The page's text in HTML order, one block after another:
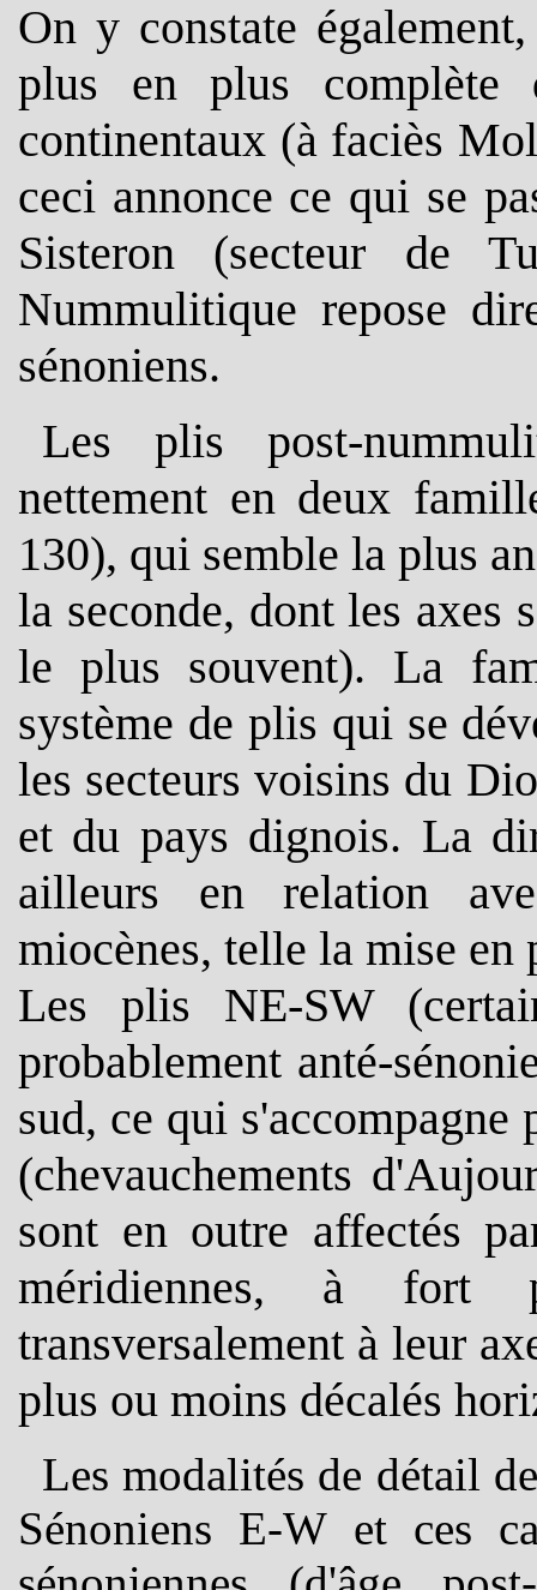
On y constate
plus en plus complète
continentaux (à faciès
ceci annonce ce qui se
Sisteron (secteur de
Nummulitique repose
sénoniens.
Les plis post-
nettement en deux
130), qui semble la plus
la seconde, dont les axes
le plus souvent). La
système de plis qui se
les secteurs voisins du
et du pays dignois. La
ailleurs en relation
miocènes, telle la mise en
Les plis NE-SW
probablement anté-
sud, ce qui
(chevauchements
sont en outre affectés
méridiennes, à fort
transversalement à leur
plus ou moins décalés
Les modalités de détail
Sénoniens E-W et ces